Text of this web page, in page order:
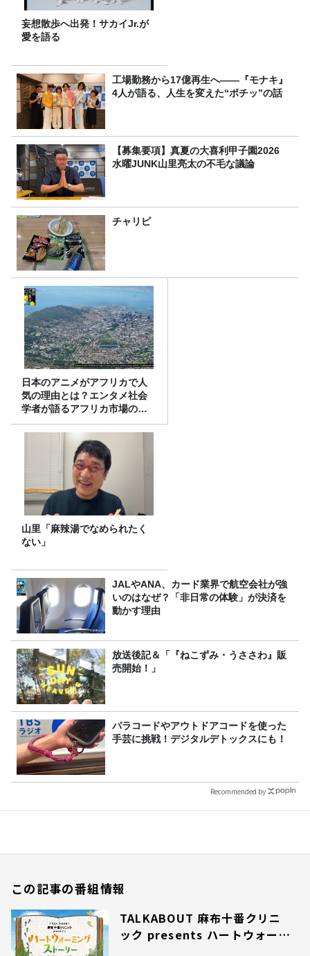
妄想散歩へ出発！サカイJr.が
愛を語る
工場勤務から17億再生へ——『モナキ』
4人が語る、人生を変えた“ポチッ”の話
【募集要項】真夏の大喜利甲子園2026
水曜JUNK山里亮太の不毛な議論
チャリピ
日本のアニメがアフリカで人
気の理由とは？エンタメ社会
学者が語るアフリカ市場のリ
アル
山里「麻辣湯でなめられたく
ない」
JALやANA、カード業界で航空会社が強
いのはなぜ？「非日常の体験」が決済を
動かす理由
放送後記＆「『ねこずみ・うささわ』販
売開始！」
パラコードやアウトドアコードを使った
手芸に挑戦！デジタルデトックスにも！
Recommended by
この記事の番組情報
TALKABOUT 麻布十番クリニ
ック presents ハートウォーミ